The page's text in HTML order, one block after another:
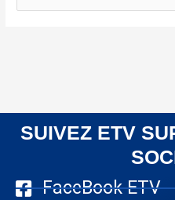
SUIVEZ ETV
FaceBook ETV